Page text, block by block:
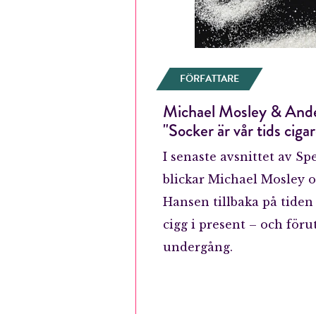
FÖRFATTARE
Michael Mosley &
"Socker är vår tids
I senaste avsnittet av
blickar Michael Mosley
Hansen tillbaka på
cigg i present – och
undergång.